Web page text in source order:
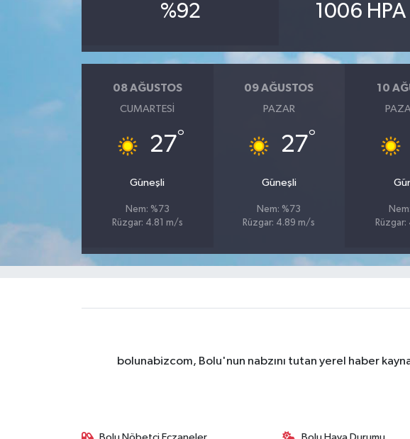
%92 1006 HPA
08 AĞUSTOS
CUMARTESI
27°
Güneşli
Nem: %73
Rüzgar: 4.81 m/s
09 AĞUSTOS
PAZAR
27°
Güneşli
Nem: %73
Rüzgar: 4.89 m/s
10
bolunabizcom, Bolu'nun nabzını tutan yerel haber